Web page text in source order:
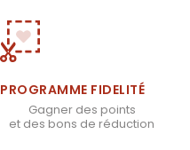
PROGRAMME FIDELITÉ
Gagner des points
et des bons de réduction